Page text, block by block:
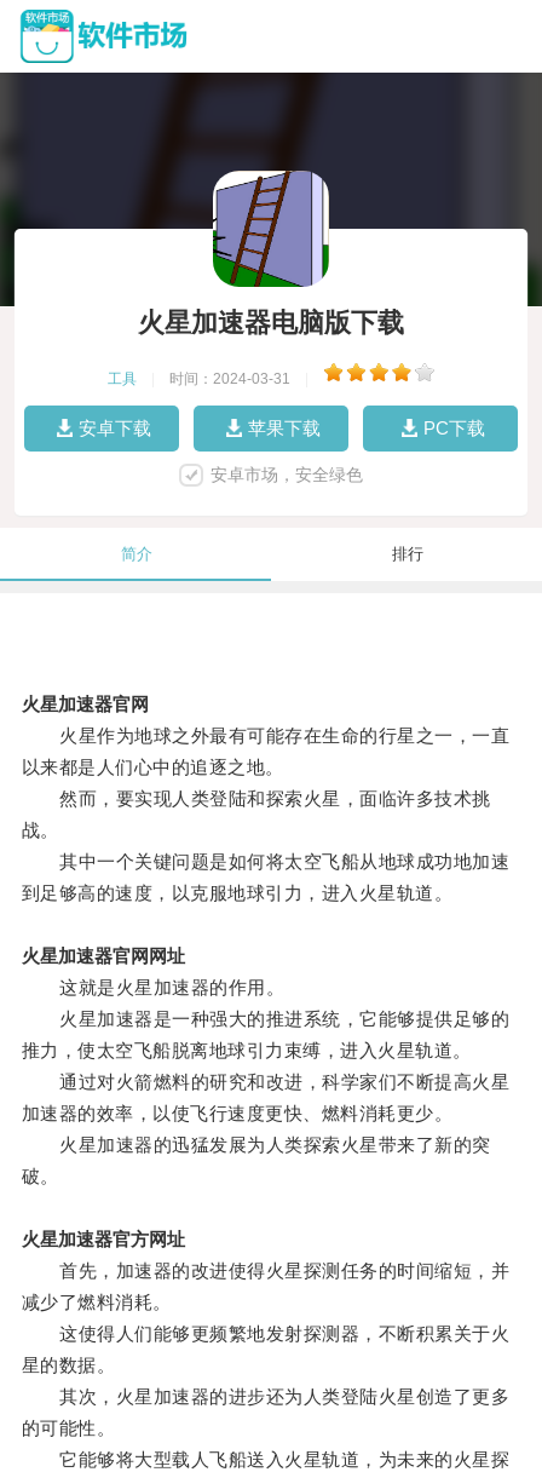
火星加速器电脑版下载
工具 时间：2024-03-31
安卓下载 苹果下载 PC下载
安卓市场，安全绿色
简介 排行
火星加速器官网
火星作为地球之外最有可能存在生命的行星之一，一直
以来都是人们心中的追逐之地。
然而，要实现人类登陆和探索火星，面临许多技术挑
战。
其中一个关键问题是如何将太空飞船从地球成功地加速
到足够高的速度，以克服地球引力，进入火星轨道。
火星加速器官网网址
这就是火星加速器的作用。
火星加速器是一种强大的推进系统，它能够提供足够的
推力，使太空飞船脱离地球引力束缚，进入火星轨道。
通过对火箭燃料的研究和改进，科学家们不断提高火星
加速器的效率，以使飞行速度更快、燃料消耗更少。
火星加速器的迅猛发展为人类探索火星带来了新的突
破。
火星加速器官方网址
首先，加速器的改进使得火星探测任务的时间缩短，并
减少了燃料消耗。
这使得人们能够更频繁地发射探测器，不断积累关于火
星的数据。
其次，火星加速器的进步还为人类登陆火星创造了更多
的可能性。
它能够将大型载人飞船送入火星轨道，为未来的火星探